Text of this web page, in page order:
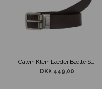
Calvin Klein Læder Bælte Sort/Brun
DKK 449,00